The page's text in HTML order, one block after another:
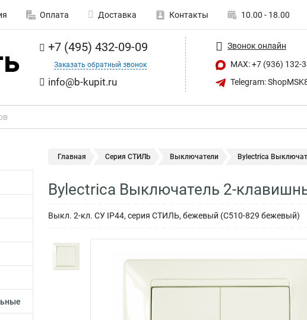
Оплата Доставка Контакты 10.00 - 18.00
+7 (495) 432-09-09
Заказать обратный звонок
info@b-kupit.ru
Звонок онлайн
MAX: +7 (936) 132-
Telegram:
Главная Серия СТИЛЬ Выключатели Bylectrica
Bylectrica Выключатель 2-
Выкл. 2-кл. СУ IP44, серия СТИЛЬ, бежевый (С510-829 бежевый)